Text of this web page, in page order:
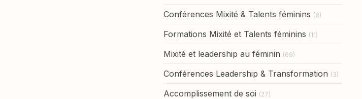
Conférences Mixité & Talents féminins (8)
Formations Mixité et Talents féminins (11)
Mixité et leadership au féminin (69)
Conférences Leadership & Transformation (3)
Accomplissement de soi (27)